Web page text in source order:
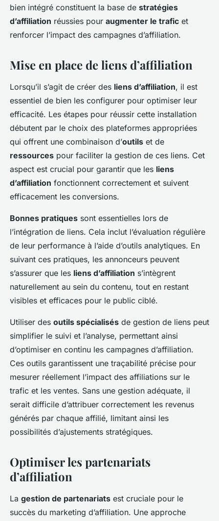
bien intégré constituent la base de stratégies
d’affiliation réussies pour augmenter le trafic et
renforcer l’impact des campagnes d’affiliation.
Mise en place de liens d’affiliation
Lorsqu’il s’agit de créer des liens d’affiliation, il est
essentiel de bien les configurer pour optimiser leur
efficacité. Les étapes pour réussir cette installation
débutent par le choix des plateformes appropriées
qui offrent une combinaison d’outils et de
ressources pour faciliter la gestion de ces liens. Cet
aspect est crucial pour garantir que les liens
d’affiliation fonctionnent correctement et suivent
efficacement les conversions.
Bonnes pratiques sont essentielles lors de
l’intégration de liens. Cela inclut l’évaluation régulière
de leur performance à l’aide d’outils analytiques. En
suivant ces pratiques, les annonceurs peuvent
s’assurer que les liens d’affiliation s’intègrent
naturellement au sein du contenu, tout en restant
visibles et efficaces pour le public ciblé.
Utiliser des outils spécialisés de gestion de liens peut
simplifier le suivi et l’analyse, permettant ainsi
d’optimiser en continu les campagnes d’affiliation.
Ces outils garantissent une traçabilité précise pour
mesurer réellement l’impact des affiliations sur le
trafic et les ventes. Sans une gestion adéquate, il
serait difficile d’attribuer correctement les revenus
générés par chaque affilié, limitant ainsi les
possibilités d’ajustements stratégiques.
Optimiser les partenariats
d’affiliation
La gestion de partenariats est cruciale pour le
succès du marketing d’affiliation. Une approche